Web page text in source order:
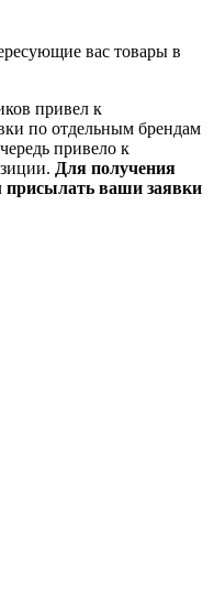
вас товары в
привел к
по отдельным брендам
привело к
Для получения
присылать ваши заявки